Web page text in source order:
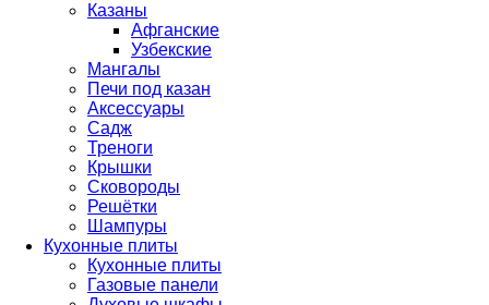
Казаны
Афганские
Узбекские
Мангалы
Печи под казан
Аксессуары
Садж
Треноги
Крышки
Сковороды
Решётки
Шампуры
Кухонные плиты
Кухонные плиты
Газовые панели